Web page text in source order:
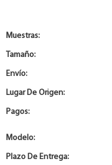
Muestras:
Tamaño:
Envío:
Lugar De Origen:
Pagos:
Modelo:
Plazo De Entrega: